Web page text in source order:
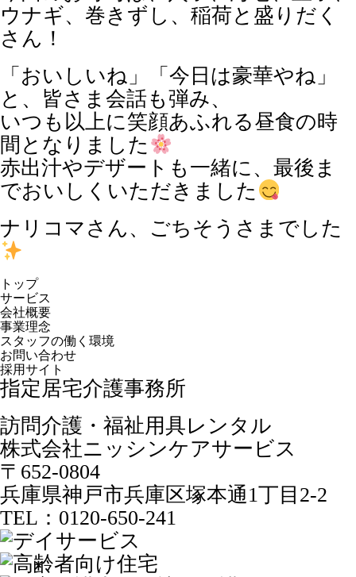
ウナギ、巻きずし、稲荷と盛りだく
さん！
「おいしいね」「今日は豪華やね」
と、皆さま会話も弾み、
いつも以上に笑顔あふれる昼食の時
間となりました
赤出汁やデザートも一緒に、最後ま
でおいしくいただきました
ナリコマさん、ごちそうさまでした
トップ
サービス
会社概要
事業理念
スタッフの働く環境
お問い合わせ
採用サイト
指定居宅介護事務所
訪問介護・福祉用具レンタル
株式会社ニッシンケアサービス
〒652-0804
兵庫県神戸市兵庫区塚本通1丁目2-2
TEL： 0120-650-241